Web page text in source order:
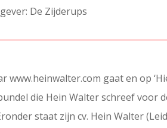
De Zijderups
www.heinwalter.com gaat en op
die Hein Walter schreef voor
staat zijn cv. Hein Walter